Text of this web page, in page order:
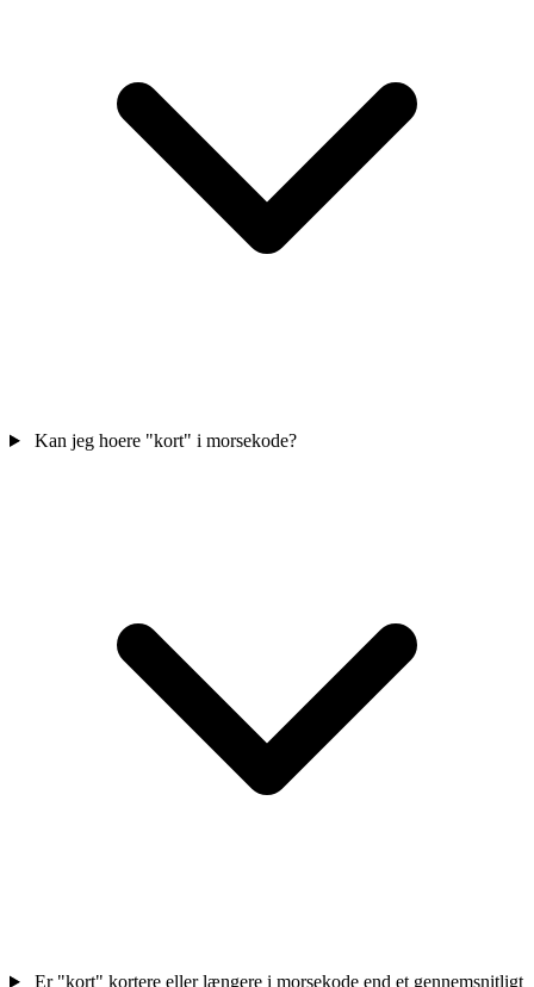
Kan jeg hoere "kort" i morsekode?
Er "kort" kortere eller længere i morsekode end et gennemsnitligt